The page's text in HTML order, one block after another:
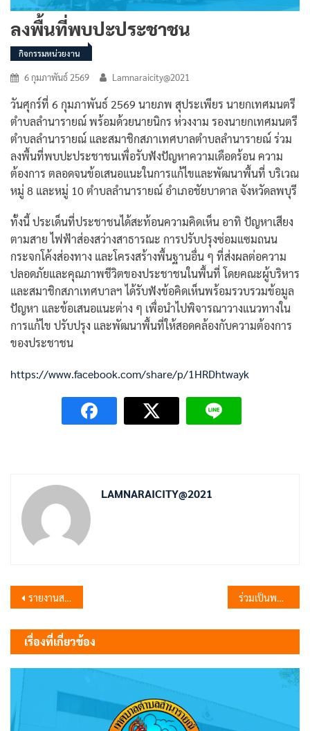
ลงพื้นที่พบปะประชาชน
กิจกรรมหน่วยงาน
6 กุมภาพันธ์ 2569 Lamnaraicity@2021
วันศุกร์ที่ 6 กุมภาพันธ์ 2569 นายภพ สุประเพียร นายกเทศมนตรี
ตำบลลำนารายณ์ พร้อมด้วยนายนิกร ห่วงงาม รองนายกเทศมนตรี
ตำบลลำนารายณ์ และสมาชิกสภาเทศบาลตำบลลำนารายณ์ ร่วม
ลงพื้นที่พบปะประชาชนเพื่อรับฟังปัญหาความเดือดร้อน ความ
ต้องการ ตลอดจนข้อเสนอแนะในการแก้ไขและพัฒนาพื้นที่ บริเวณ
หมู่ 8 และหมู่ 10 ตำบลลำนารายณ์ อำเภอชัยบาดาล จังหวัดลพบุรี
ทั้งนี้ ประเด็นที่ประชาชนได้สะท้อนความคิดเห็น อาทิ ปัญหาเสียง
ตามสาย ไฟฟ้าส่องสว่างสาธารณะ การปรับปรุงซ่อมแซมถนน
กระจกโค้งส่องทาง และโครงสร้างพื้นฐานอื่น ๆ ที่ส่งผลต่อความ
ปลอดภัยและคุณภาพชีวิตของประชาชนในพื้นที่ โดยคณะผู้บริหาร
และสมาชิกสภาเทศบาลฯ ได้รับฟังข้อคิดเห็นพร้อมรวบรวมข้อมูล
ปัญหา และข้อเสนอแนะต่าง ๆ เพื่อนำไปพิจารณาวางแนวทางใน
การแก้ไข ปรับปรุง และพัฒนาพื้นที่ให้สอดคล้องกับความต้องการ
ของประชาชน
https://www.facebook.com/share/p/1HRDhtwayk
LAMNARAICITY@2021
แนะแนว
เรื่อง
รายงานสรุปผลการดำเนินการจัดซื้อจัดจ้างประจำเดือน มกราคม 2569 (สขร.1) ร่วมเป็นพยานในการมอบเงินเพื่อช่วยเหลือผู้ป่วย
เรื่องที่เกี่ยวข้อง